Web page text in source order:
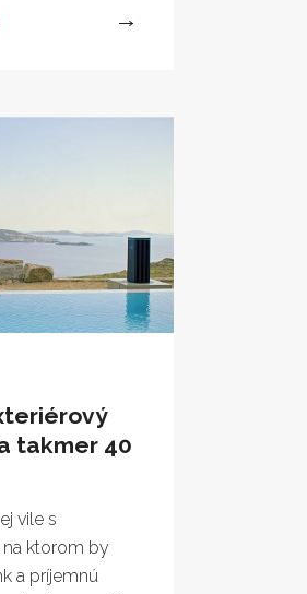
takmer 40
vile s
ktorom by
a príjemnú